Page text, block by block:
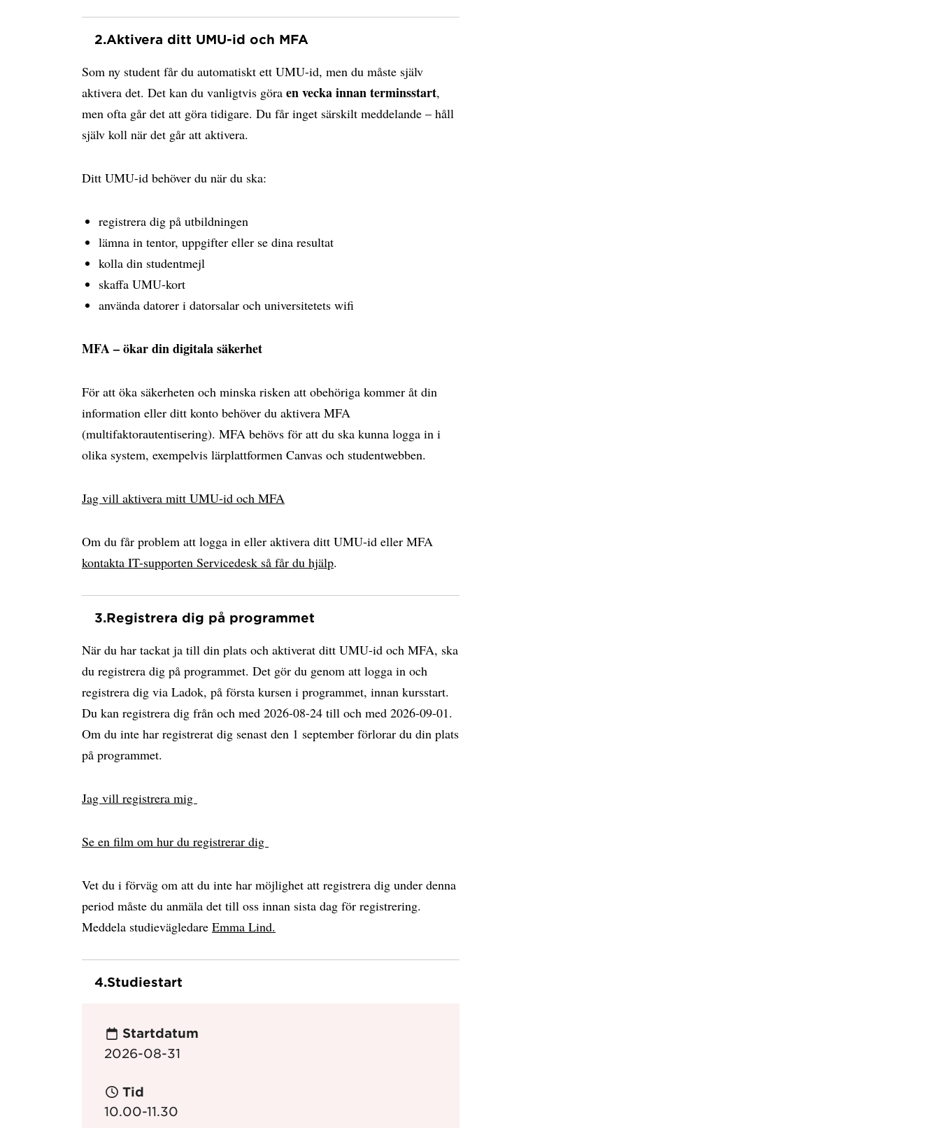
2.Aktivera ditt UMU-id och MFA
Som ny student får du automatiskt ett UMU-id, men du måste själv
aktivera det. Det kan du vanligtvis göra en vecka innan terminsstart,
men ofta går det att göra tidigare. Du får inget särskilt meddelande – håll
själv koll när det går att aktivera.
Ditt UMU-id behöver du när du ska:
registrera dig på utbildningen
lämna in tentor, uppgifter eller se dina resultat
kolla din studentmejl
skaffa UMU-kort
använda datorer i datorsalar och universitetets wifi
MFA – ökar din digitala säkerhet
För att öka säkerheten och minska risken att obehöriga kommer åt din
information eller ditt konto behöver du aktivera MFA
(multifaktorautentisering). MFA behövs för att du ska kunna logga in i
olika system, exempelvis lärplattformen Canvas och studentwebben.
Jag vill aktivera mitt UMU-id och MFA
Om du får problem att logga in eller aktivera ditt UMU-id eller MFA
kontakta IT-supporten Servicedesk så får du hjälp.
3.Registrera dig på programmet
När du har tackat ja till din plats och aktiverat ditt UMU-id och MFA, ska
du registrera dig på programmet. Det gör du genom att logga in och
registrera dig via Ladok, på första kursen i programmet, innan kursstart.
Du kan registrera dig från och med 2026-08-24 till och med 2026-09-01.
Om du inte har registrerat dig senast den 1 september förlorar du din plats
på programmet.
Jag vill registrera mig
Se en film om hur du registrerar dig
Vet du i förväg om att du inte har möjlighet att registrera dig under denna
period måste du anmäla det till oss innan sista dag för registrering.
Meddela studievägledare Emma Lind.
4.Studiestart
Startdatum
2026-08-31
Tid
10.00-11.30